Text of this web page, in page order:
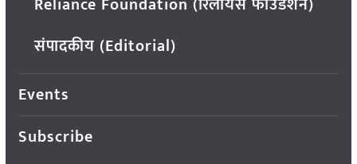
संपादकीय (Editorial)
Events
Subscribe